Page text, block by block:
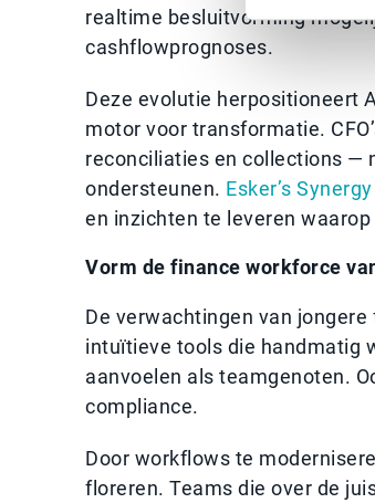
realtime besluitvorming
cashflowprognoses.
Deze evolutie herpositioneert
motor voor transformatie.
reconciliaties en collections —
ondersteunen. Esker’s
en inzichten te leveren
Vorm de finance workforce
De verwachtingen van
intuïtieve tools die handmatig
aanvoelen als teamgenoten.
compliance.
Door workflows te
floreren. Teams die over de